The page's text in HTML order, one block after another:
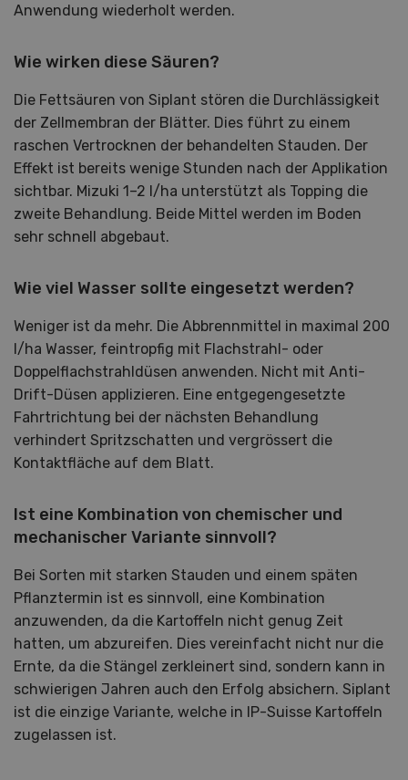
Anwendung wiederholt werden.
Wie wirken diese Säuren?
Die Fettsäuren von Siplant stören die Durchlässigkeit
der Zellmembran der Blätter. Dies führt zu einem
raschen Vertrocknen der behandelten Stauden. Der
Effekt ist bereits wenige Stunden nach der Applikation
sichtbar. Mizuki 1–2 l/ha unterstützt als Topping die
zweite Behandlung. Beide Mittel werden im Boden
sehr schnell abgebaut.
Wie viel Wasser sollte eingesetzt werden?
Weniger ist da mehr. Die Abbrennmittel in maximal 200
l/ha Wasser, feintropfig mit Flachstrahl- oder
Doppelflachstrahldüsen anwenden. Nicht mit Anti-
Drift-Düsen applizieren. Eine entgegengesetzte
Fahrtrichtung bei der nächsten Behandlung
verhindert Spritzschatten und vergrössert die
Kontaktfläche auf dem Blatt.
Ist eine Kombination von chemischer und
mechanischer Variante sinnvoll?
Bei Sorten mit starken Stauden und einem späten
Pflanztermin ist es sinnvoll, eine Kombination
anzuwenden, da die Kartoffeln nicht genug Zeit
hatten, um abzureifen. Dies vereinfacht nicht nur die
Ernte, da die Stängel zerkleinert sind, sondern kann in
schwierigen Jahren auch den Erfolg absichern. Siplant
ist die einzige Variante, welche in IP-Suisse Kartoffeln
zugelassen ist.